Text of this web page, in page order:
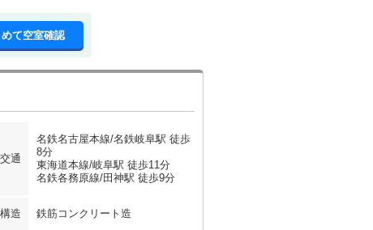
めて空室確認
交通
名鉄名古屋本線/名鉄岐阜駅 徒歩
8分
東海道本線/岐阜駅 徒歩11分
名鉄各務原線/田神駅 徒歩9分
構造 鉄筋コンクリート造